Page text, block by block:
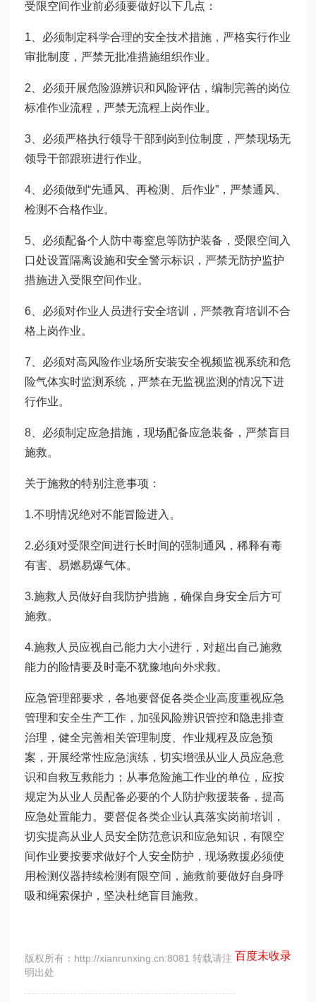
受限空间作业前必须要做好以下几点：
1、必须制定科学合理的安全技术措施，严格实行作业
审批制度，严禁无批准措施组织作业。
2、必须开展危险源辨识和风险评估，编制完善的岗位
标准作业流程，严禁无流程上岗作业。
3、必须严格执行领导干部到岗到位制度，严禁现场无
领导干部跟班进行作业。
4、必须做到“先通风、再检测、后作业”，严禁通风、
检测不合格作业。
5、必须配备个人防中毒窒息等防护装备，受限空间入
口处设置隔离设施和安全警示标识，严禁无防护监护
措施进入受限空间作业。
6、必须对作业人员进行安全培训，严禁教育培训不合
格上岗作业。
7、必须对高风险作业场所安装安全视频监视系统和危
险气体实时监测系统，严禁在无监视监测的情况下进
行作业。
8、必须制定应急措施，现场配备应急装备，严禁盲目
施救。
关于施救的特别注意事项：
1.不明情况绝对不能冒险进入。
2.必须对受限空间进行长时间的强制通风，稀释有毒
有害、易燃易爆气体。
3.施救人员做好自我防护措施，确保自身安全后方可
施救。
4.施救人员应视自己能力大小进行，对超出自己施救
能力的险情要及时毫不犹豫地向外求救。
应急管理部要求，各地要督促各类企业高度重视应急
管理和安全生产工作，加强风险辨识管控和隐患排查
治理，健全完善相关管理制度、作业规程及应急预
案，开展经常性应急演练，切实增强从业人员应急意
识和自救互救能力；从事危险施工作业的单位，应按
规定为从业人员配备必要的个人防护救援装备，提高
应急处置能力。要督促各类企业认真落实岗前培训，
切实提高从业人员安全防范意识和应急知识，有限空
间作业要按要求做好个人安全防护，现场救援必须使
用检测仪器持续检测有限空间，施救前要做好自身呼
吸和绳索保护，坚决杜绝盲目施救。
百度未收录
版权所有：http://xianrunxing.cn:8081 转载请注
明出处